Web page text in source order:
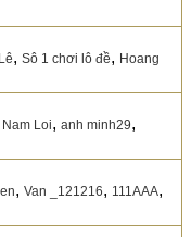
, Sô 1 chơi lô đề, Hoang
Nam Loi, anh minh29,
, Van _121216, 111AAA,